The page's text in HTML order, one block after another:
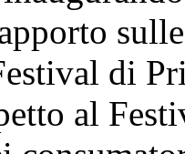
di
al